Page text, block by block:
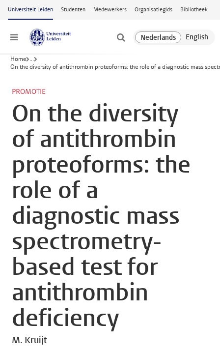
Ga naar hoofdinhoud
Universiteit Leiden Studenten Medewerkers Organisatiegids Bibliotheek
Menu
Home ...
On the diversity of antithrombin proteoforms: the role of a diagnostic mass
PROMOTIE
On the diversity
of antithrombin
proteoforms: the
role of a
diagnostic mass
spectrometry-
based test for
antithrombin
deficiency
M. Kruijt